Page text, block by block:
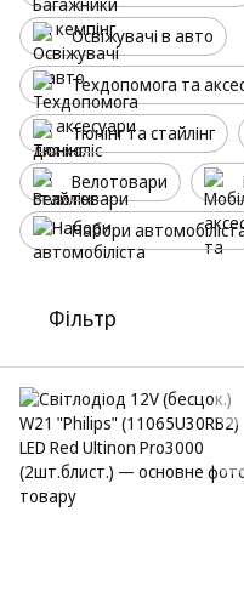
Освіжувачі в авто
Техдопомога та
Тюнінг та стайлінг
Велотовари
Набори
Фільтр